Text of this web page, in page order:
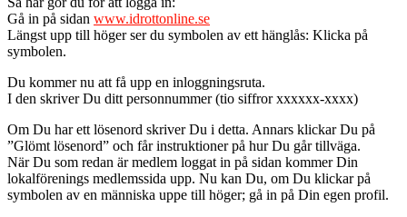
Gå in på sidan www.idrottonline.se
Längst upp till höger ser du symbolen av ett hänglås: Klicka på
symbolen.
Du kommer nu att få upp en inloggningsruta.
I den skriver Du ditt personnummer (tio siffror xxxxxx-xxxx)
Om Du har ett lösenord skriver Du i detta. Annars klickar Du på
”Glömt lösenord” och får instruktioner på hur Du går tillväga.
När Du som redan är medlem loggat in på sidan kommer Din
lokalförenings medlemssida upp. Nu kan Du, om Du klickar på
symbolen av en människa uppe till höger; gå in på Din egen profil.